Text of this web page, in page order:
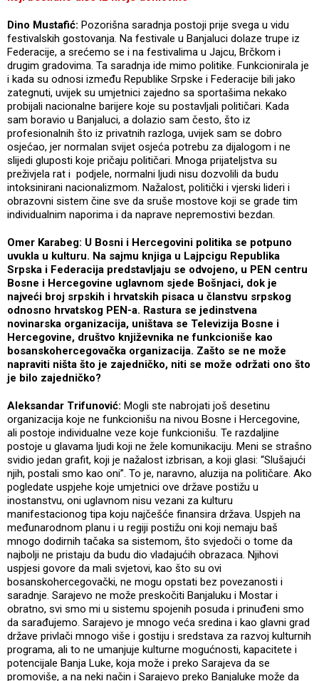
Dino Mustafić: Pozorišna saradnja postoji prije svega u vidu
festivalskih gostovanja. Na festivale u Banjaluci dolaze trupe iz
Federacije, a srećemo se i na festivalima u Jajcu, Brčkom i
drugim gradovima. Ta saradnja ide mimo politike. Funkcionirala je
i kada su odnosi između Republike Srpske i Federacije bili jako
zategnuti, uvijek su umjetnici zajedno sa sportašima nekako
probijali nacionalne barijere koje su postavljali političari. Kada
sam boravio u Banjaluci, a dolazio sam često, što iz
profesionalnih što iz privatnih razloga, uvijek sam se dobro
osjećao, jer normalan svijet osjeća potrebu za dijalogom i ne
slijedi gluposti koje pričaju političari. Mnoga prijateljstva su
preživjela rat i podjele, normalni ljudi nisu dozvolili da budu
intoksinirani nacionalizmom. Nažalost, politički i vjerski lideri i
obrazovni sistem čine sve da sruše mostove koji se grade tim
individualnim naporima i da naprave nepremostivi bezdan.
Omer Karabeg: U Bosni i Hercegovini politika se potpuno
uvukla u kulturu. Na sajmu knjiga u Lajpcigu Republika
Srpska i Federacija predstavljaju se odvojeno, u PEN centru
Bosne i Hercegovine uglavnom sjede Bošnjaci, dok je
najveći broj srpskih i hrvatskih pisaca u članstvu srpskog
odnosno hrvatskog PEN-a. Rastura se jedinstvena
novinarska organizacija, uništava se Televizija Bosne i
Hercegovine, društvo književnika ne funkcioniše kao
bosanskohercegovačka organizacija. Zašto se ne može
napraviti ništa što je zajedničko, niti se može održati ono što
je bilo zajedničko?
Aleksandar Trifunović: Mogli ste nabrojati još desetinu
organizacija koje ne funkcionišu na nivou Bosne i Hercegovine,
ali postoje individualne veze koje funkcionišu. Te razdaljine
postoje u glavama ljudi koji ne žele komunikaciju. Meni se strašno
svidio jedan grafit, koji je nažalost izbrisan, a koji glasi: “Slušajući
njih, postali smo kao oni”. To je, naravno, aluzija na političare. Ako
pogledate uspjehe koje umjetnici ove države postižu u
inostanstvu, oni uglavnom nisu vezani za kulturu
manifestacionog tipa koju najčešće finansira država. Uspjeh na
međunarodnom planu i u regiji postižu oni koji nemaju baš
mnogo dodirnih tačaka sa sistemom, što svjedoči o tome da
najbolji ne pristaju da budu dio vladajućih obrazaca. Njihovi
uspjesi govore da mali svjetovi, kao što su ovi
bosanskohercegovački, ne mogu opstati bez povezanosti i
saradnje. Sarajevo ne može preskočiti Banjaluku i Mostar i
obratno, svi smo mi u sistemu spojenih posuda i prinuđeni smo
da sarađujemo. Sarajevo je mnogo veća sredina i kao glavni grad
države privlači mnogo više i gostiju i sredstava za razvoj kulturnih
programa, ali to ne umanjuje kulturne mogućnosti, kapacitete i
potencijale Banja Luke, koja može i preko Sarajeva da se
promoviše, a na neki način i Sarajevo preko Banjaluke može da